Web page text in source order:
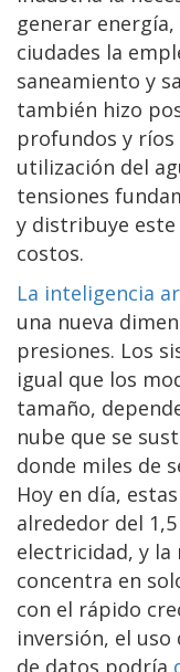
generar
ciudades la
saneamiento y
también hizo
profundos y
utilización del
tensiones
y distribuye este
costos.
La inteligencia
una nueva
presiones. Los
igual que los
tamaño,
nube que se
donde miles de
Hoy en día,
alrededor del
electricidad, y la
concentra en
con el rápido
inversión, el
de datos podría